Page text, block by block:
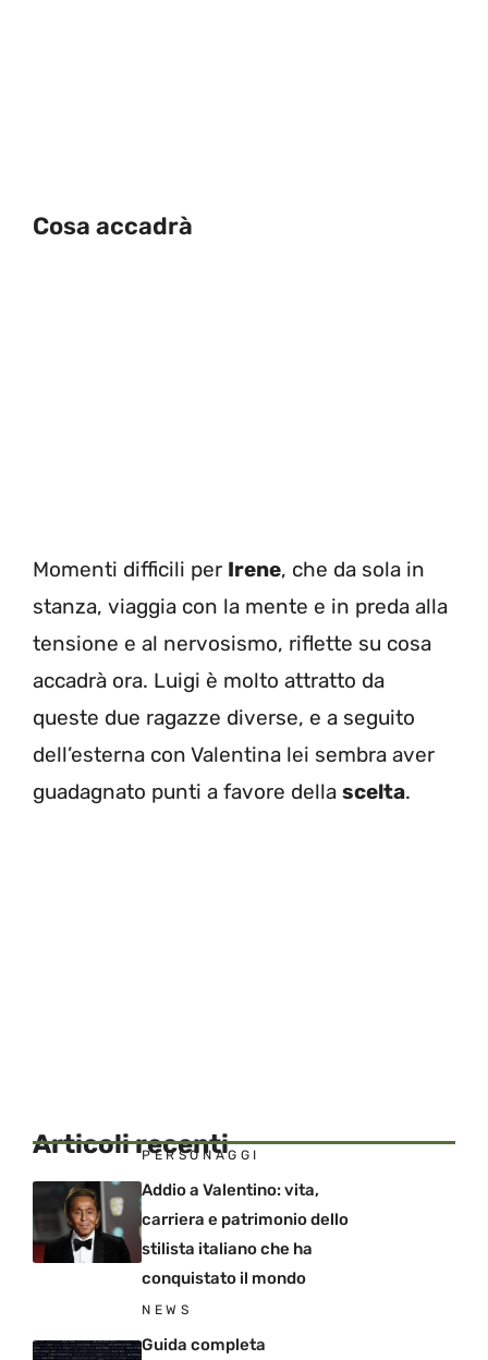
Cosa accadrà
Momenti difficili per Irene, che da sola in
stanza, viaggia con la mente e in preda alla
tensione e al nervosismo, riflette su cosa
accadrà ora. Luigi è molto attratto da
queste due ragazze diverse, e a seguito
dell’esterna con Valentina lei sembra aver
guadagnato punti a favore della scelta.
Articoli recenti
PERSONAGGI
Addio a Valentino: vita,
carriera e patrimonio dello
stilista italiano che ha
conquistato il mondo
NEWS
Guida completa